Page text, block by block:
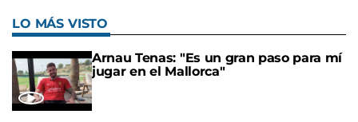
LO MÁS VISTO
Arnau Tenas: "Es un gran paso para mí
jugar en el Mallorca"